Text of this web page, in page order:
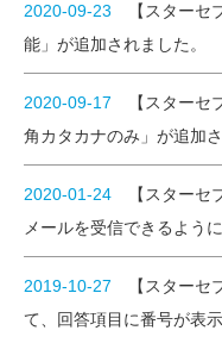
2020-09-23 【スターセ
能」が追加されました。
2020-09-17 【スターセ
角カタカナのみ」が追加さ
2020-01-24 【スターセ
メールを受信できるよう
2019-10-27 【スターセ
て、回答項目に番号が表